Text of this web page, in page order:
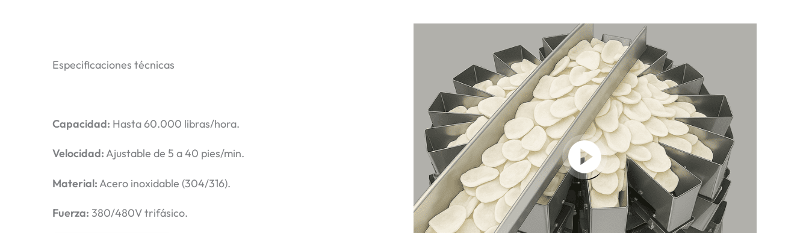
Especificaciones técnicas
Capacidad: Hasta 60.000 libras/hora.
Velocidad:Ajustable de 5 a 40 pies/min.
Material:Acero inoxidable (304/316).
Fuerza: 380/480V trifásico.